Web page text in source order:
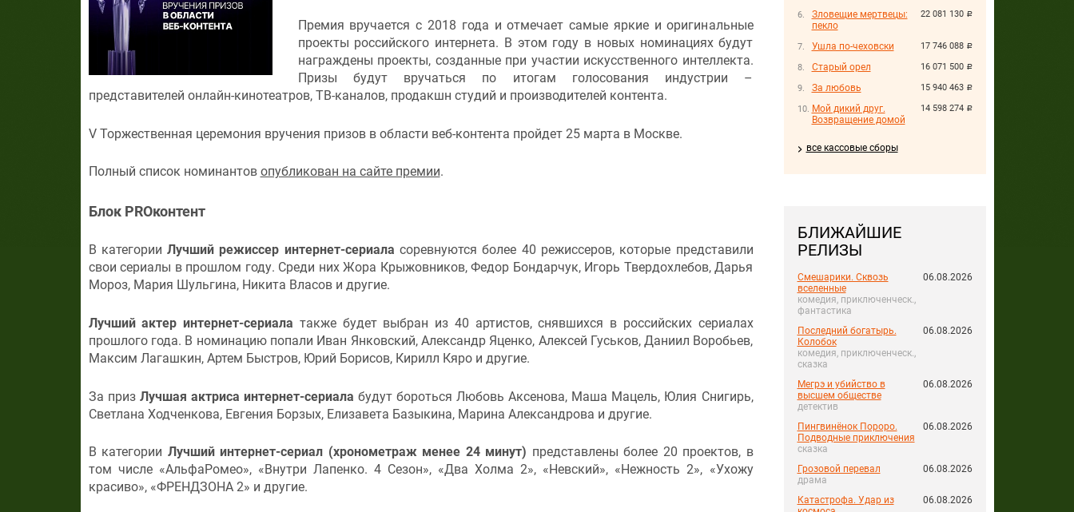
22 081 130 руб.
Зловещие мертвецы:
пекло
17 746 088 руб.
Ушла по-чеховски
16 071 500 руб.
Старый орел
15 940 463 руб.
За любовь
14 598 274 руб.
Мой дикий друг.
Возвращение домой
все кассовые сборы
БЛИЖАЙШИЕ
РЕЛИЗЫ
Смешарики. Сквозь
вселенные
комедия, приключенческ.,
фантастика
06.08.2026
Последний богатырь.
Колобок
комедия, приключенческ.,
сказка
06.08.2026
Мегрэ и убийство в
высшем обществе
детектив
06.08.2026
Пингвинёнок Пороро.
Подводные приключения
сказка
06.08.2026
Грозовой перевал
драма
06.08.2026
Катастрофа. Удар из
06.08.2026
Премия вручается с 2018 года и отмечает самые яркие и оригинальные
проекты российского интернета. В этом году в новых номинациях будут
награждены проекты, созданные при участии искусственного интеллекта.
Призы будут вручаться по итогам голосования индустрии –
представителей онлайн-кинотеатров, ТВ-каналов, продакшн студий и производителей контента.
V Торжественная церемония вручения призов в области веб-контента пройдет 25 марта в Москве.
Полный список номинантов опубликован на сайте премии.
Блок PROконтент
В категорииЛучший режиссер интернет-сериала соревнуются более 40 режиссеров, которые представили
свои сериалы в прошлом году. Среди них Жора Крыжовников, Федор Бондарчук, Игорь Твердохлебов, Дарья
Мороз, Мария Шульгина, Никита Власов и другие.
Лучший актер интернет-сериала также будет выбран из 40 артистов, снявшихся в российских сериалах
прошлого года. В номинацию попали Иван Янковский, Александр Яценко, Алексей Гуськов, Даниил Воробьев,
Максим Лагашкин, Артем Быстров, Юрий Борисов, Кирилл Кяро и другие.
За приз Лучшая актриса интернет-сериала будут бороться Любовь Аксенова, Маша Мацель, Юлия Снигирь,
Светлана Ходченкова, Евгения Борзых, Елизавета Базыкина, Марина Александрова и другие.
В категории Лучший интернет-сериал (хронометраж менее 24 минут) представлены более 20 проектов, в
том числе «АльфаРомео», «Внутри Лапенко. 4 Сезон», «Два Холма 2», «Невский», «Нежность 2», «Ухожу
красиво», «ФРЕНДЗОНА 2» и другие.